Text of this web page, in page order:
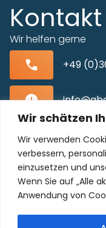
Wir schätzen
Wir verwenden
verbessern,
einzusetzen und
Wenn Sie auf „Alle
Anwendung von
Kontakt
Wir helfen gerne
+49
Unser